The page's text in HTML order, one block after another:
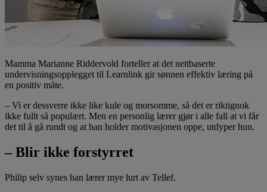
Mamma Marianne Riddervold forteller at det nettbaserte
undervisningsopplegget til Learnlink gir sønnen effektiv læring på
en positiv måte.
– Vi er dessverre ikke like kule og morsomme, så det er riktignok
ikke fullt så populært. Men en personlig lærer gjør i alle fall at vi får
det til å gå rundt og at han holder motivasjonen oppe, utdyper hun.
– Blir ikke forstyrret
Philip selv synes han lærer mye lurt av Tellef.